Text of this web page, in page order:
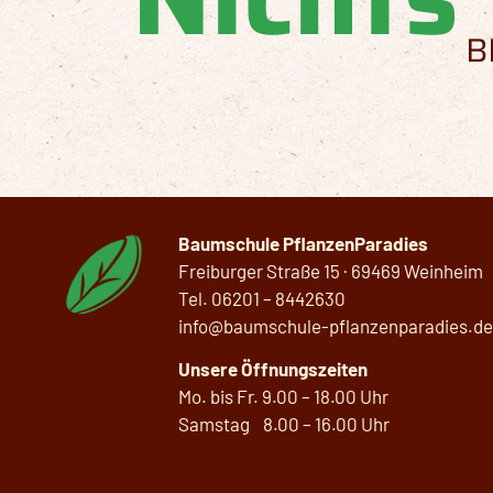
Baumschule PflanzenParadies
Freiburger Straße 15 · 69469 Weinheim
Tel. 06201 – 8442630
info@baumschule-pflanzenparadies.de
Unsere Öffnungszeiten
Mo. bis Fr. 9.00 – 18.00 Uhr
Samstag 8.00 – 16.00 Uhr